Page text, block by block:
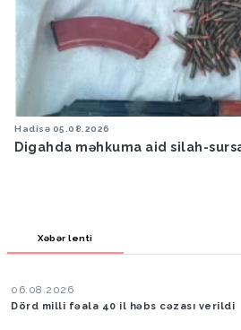
Hadisə 05.08.2026
Digahda məhkuma aid silah-
Xəbər lenti
06.08.2026
Dörd milli fəala 40 il həbs cəzası verildi